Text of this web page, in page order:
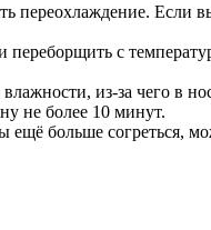
переохлаждение. Если
с
из-за чего в
не более 10 минут.
больше согреться,